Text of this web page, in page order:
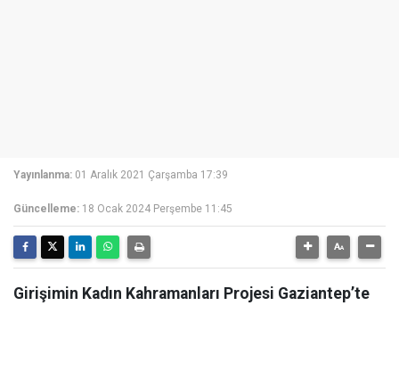
Yayınlanma: 01 Aralık 2021 Çarşamba 17:39
Güncelleme: 18 Ocak 2024 Perşembe 11:45
Girişimin Kadın Kahramanları Projesi Gaziantep’te